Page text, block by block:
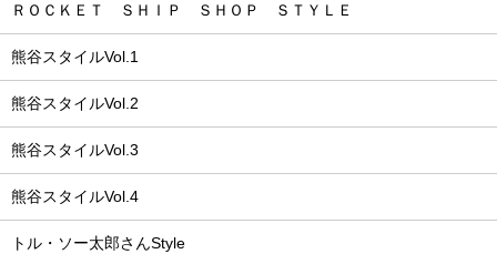
ＲＯＣＫＥＴ ＳＨＩＰ ＳＨＯＰ ＳＴＹＬＥ
熊谷スタイルVol.1
熊谷スタイルVol.2
熊谷スタイルVol.3
熊谷スタイルVol.4
トル・ソー太郎さんStyle